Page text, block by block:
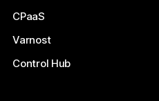
CPaaS
Varnost
Control Hub